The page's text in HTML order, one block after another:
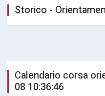
Storico -
Calendario corsa
08 10:36:46